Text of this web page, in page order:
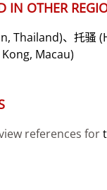
IN OTHER
Thailand)、托骚
Macau)
references for